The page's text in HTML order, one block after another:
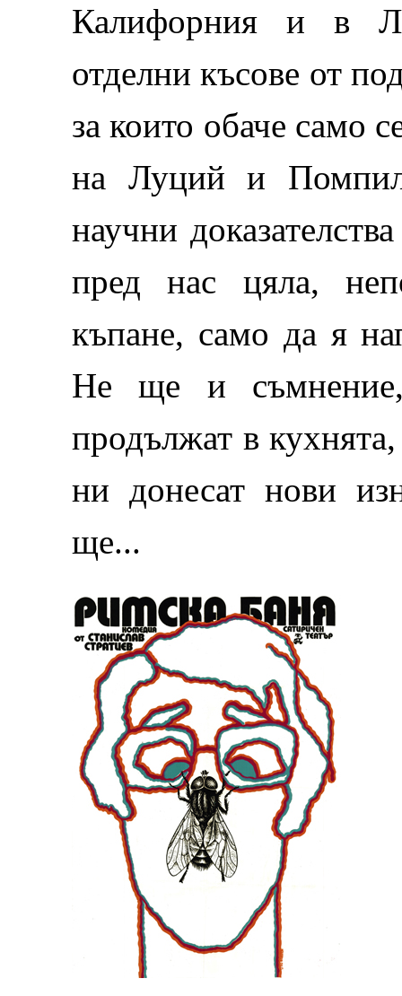
Калифорния и в
отделни късове от
за които обаче само
на Луций и
научни
пред нас цяла,
къпане, само да я
Не ще и
продължат в
ни донесат нови
ще...